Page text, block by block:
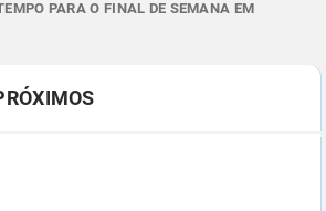
PARA O FINAL DE SEMANA EM